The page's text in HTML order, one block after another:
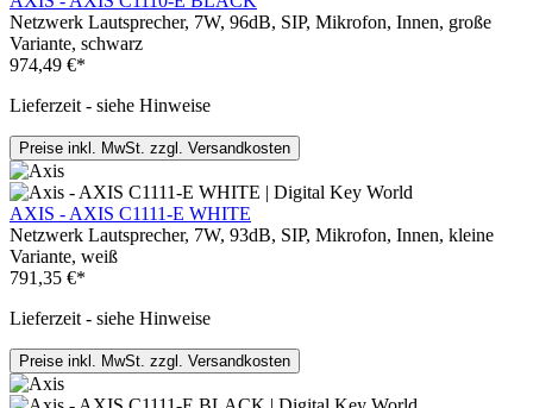
Netzwerk Lautsprecher, 7W, 96dB, SIP, Mikrofon, Innen, große
Variante, schwarz
974,49 €*
Lieferzeit - siehe Hinweise
Preise inkl. MwSt. zzgl. Versandkosten
AXIS - AXIS C1111-E WHITE
Netzwerk Lautsprecher, 7W, 93dB, SIP, Mikrofon, Innen, kleine
Variante, weiß
791,35 €*
Lieferzeit - siehe Hinweise
Preise inkl. MwSt. zzgl. Versandkosten